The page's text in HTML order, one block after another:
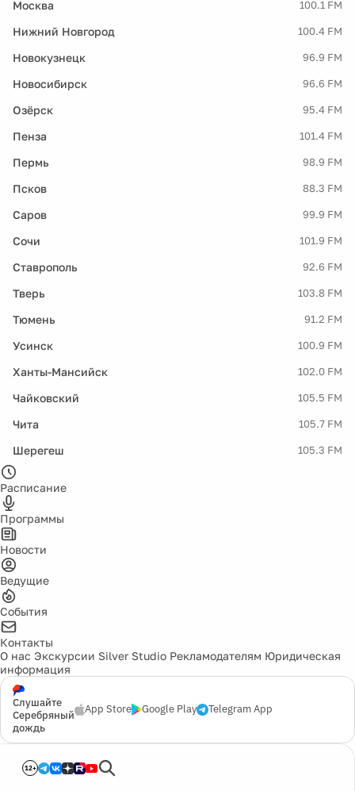
Москва 100.1 FM
Нижний Новгород 100.4 FM
Новокузнецк 96.9 FM
Новосибирск 96.6 FM
Озёрск 95.4 FM
Пенза 101.4 FM
Пермь 98.9 FM
Псков 88.3 FM
Саров 99.9 FM
Сочи 101.9 FM
Ставрополь 92.6 FM
Тверь 103.8 FM
Тюмень 91.2 FM
Усинск 100.9 FM
Ханты-Мансийск 102.0 FM
Чайковский 105.5 FM
Чита 105.7 FM
Шерегеш 105.3 FM
Расписание
Программы
Новости
Ведущие
События
Контакты
О нас Экскурсии Silver Studio Рекламодателям Юридическая
информация
Слушайте
Серебряный
дождь
App Store Google Play Telegram App
12+